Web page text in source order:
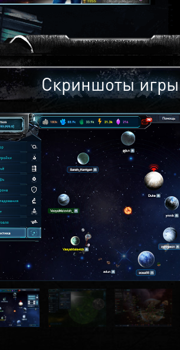
Скриншоты игры